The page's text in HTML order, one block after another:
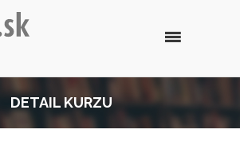
DETAIL KURZU